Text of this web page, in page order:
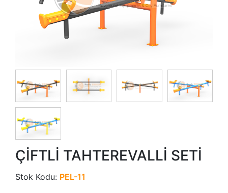
ÇİFTLİ TAHTEREVALLİ SETİ
Stok Kodu: PEL-11